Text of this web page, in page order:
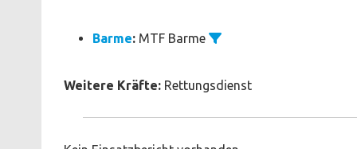
Barme: MTF Barme
Weitere Kräfte: Rettungsdienst